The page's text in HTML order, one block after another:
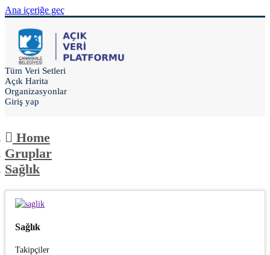
Ana içeriğe geç
Tüm Veri Setleri
Açık Harita
Organizasyonlar
Giriş yap
Home
Gruplar
Sağlık
Sağlık
Takipçiler